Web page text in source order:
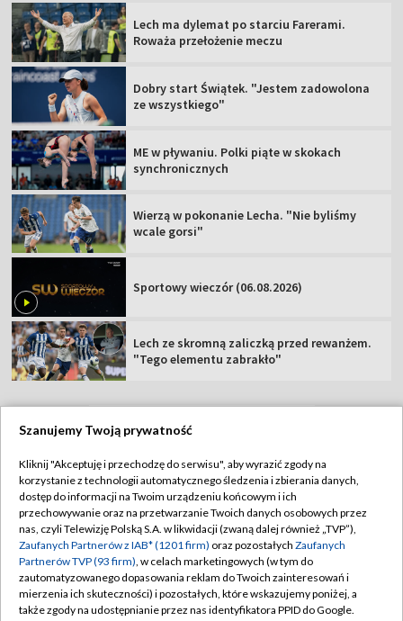
Lech ma dylemat po starciu Farerami.
Roważa przełożenie meczu
Dobry start Świątek. "Jestem zadowolona
ze wszystkiego"
ME w pływaniu. Polki piąte w skokach
synchronicznych
Wierzą w pokonanie Lecha. "Nie byliśmy
wcale gorsi"
Sportowy wieczór (06.08.2026)
Lech ze skromną zaliczką przed rewanżem.
"Tego elementu zabrakło"
Abonament TVP
Sklep TVP
Biuro Reklamy
Oferta Handlowa
Telegazeta ogłoszenia
Regulamin TVP
Polityka prywatności
Moje zgody
Biuro reklamy
Kontakt
Szanujemy Twoją prywatność
Kliknij "Akceptuję i przechodzę do serwisu", aby wyrazić zgody na
korzystanie z technologii automatycznego śledzenia i zbierania danych,
dostęp do informacji na Twoim urządzeniu końcowym i ich
przechowywanie oraz na przetwarzanie Twoich danych osobowych przez
nas, czyli Telewizję Polską S.A. w likwidacji (zwaną dalej również „TVP”),
Zaufanych Partnerów z IAB* (1201 firm) oraz pozostałych Zaufanych
Partnerów TVP (93 firm), w celach marketingowych (w tym do
zautomatyzowanego dopasowania reklam do Twoich zainteresowań i
mierzenia ich skuteczności) i pozostałych, które wskazujemy poniżej, a
także zgody na udostępnianie przez nas identyfikatora PPID do Google.